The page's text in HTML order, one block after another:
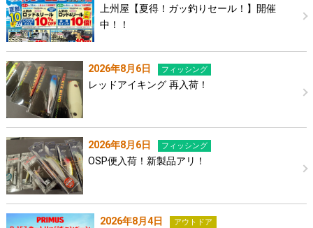
上州屋【夏得！ガッ釣りセール！】開催
中！！
2026年8月6日 フィッシング
レッドアイキング 再入荷！
2026年8月6日 フィッシング
OSP便入荷！新製品アリ！
2026年8月4日 アウトドア